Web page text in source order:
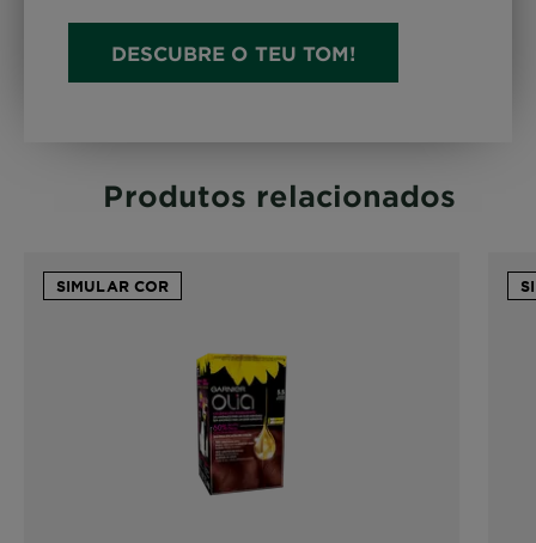
DESCUBRE O TEU TOM!
Produtos relacionados
SIMULAR COR